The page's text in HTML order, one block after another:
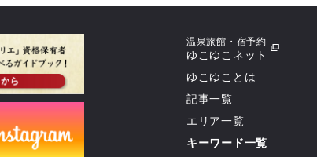
温泉旅館・宿予約
ゆこゆこネット
ゆこゆことは
記事一覧
エリア一覧
キーワード一覧